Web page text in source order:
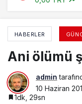
HABERLER
Ani ölümü
admin
10 Haziran
1dk, 29sn